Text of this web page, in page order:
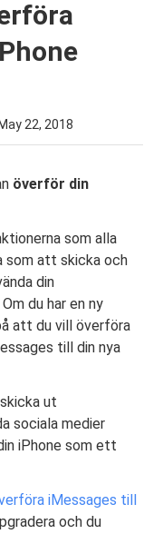
May 22, 2018
överför din
som alla
som att skicka och
din
du har en ny
att du vill överföra
till din nya
ut
sociala medier
iPhone som ett
iMessages till
och du